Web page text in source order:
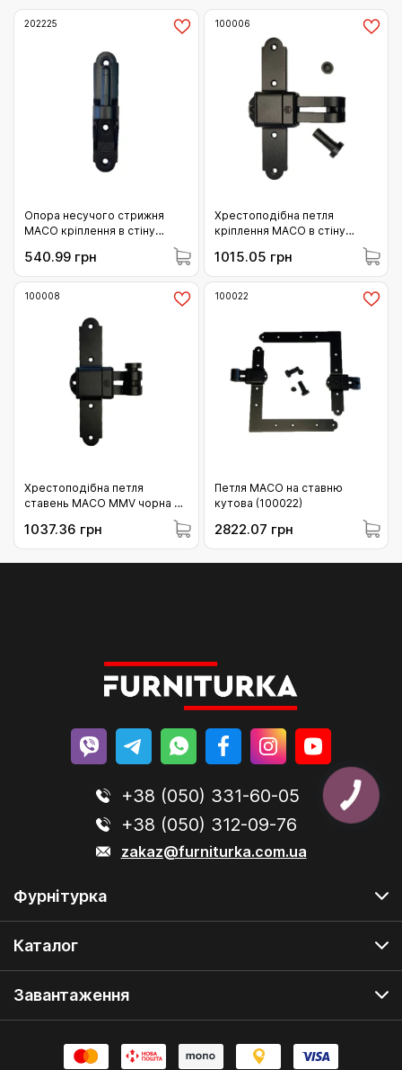
202225
Опора несучого стрижня
MACO кріплення в стіну
540.99 грн
100006
Хрестоподібна петля
кріплення MACO в стіну
горизонтальне регулювання
без накладки KR= 7 AT= 37-
45 чорний (100006)
1015.05 грн
100008
Хрестоподібна петля
ставень MACO MMV чорна 19
(100008)
1037.36 грн
100022
Петля MACO на ставню
кутова (100022)
2822.07 грн
+38 (050) 331-60-05
+38 (050) 312-09-76
zakaz@furniturka.com.ua
Фурнітурка
Каталог
Завантаження